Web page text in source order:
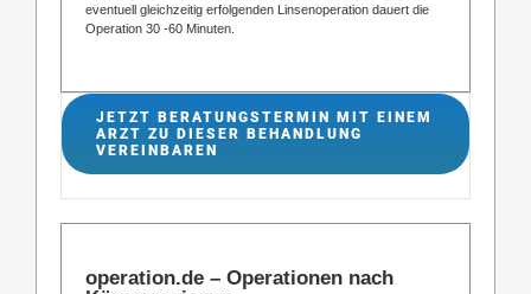
eventuell gleichzeitig erfolgenden Linsenoperation dauert die
Operation 30 -60 Minuten.
JETZT BERATUNGSTERMIN MIT EINEM
ARZT ZU DIESER BEHANDLUNG
VEREINBAREN
operation.de – Operationen nach